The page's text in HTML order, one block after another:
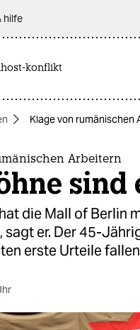
hilfe
konflikt
Klage von rumänischen
Arbeitern
sind
die Mall of Berlin
sagt er. Der 45-
erste Urteile